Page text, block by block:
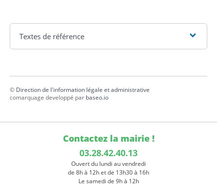
Textes de référence
© Direction de l'information légale et administrative
comarquage developpé par baseo.io
Contactez la mairie !
03.28.42.40.13
Ouvert du lundi au vendredi
de 8h à 12h et de 13h30 à 16h
Le samedi de 9h à 12h